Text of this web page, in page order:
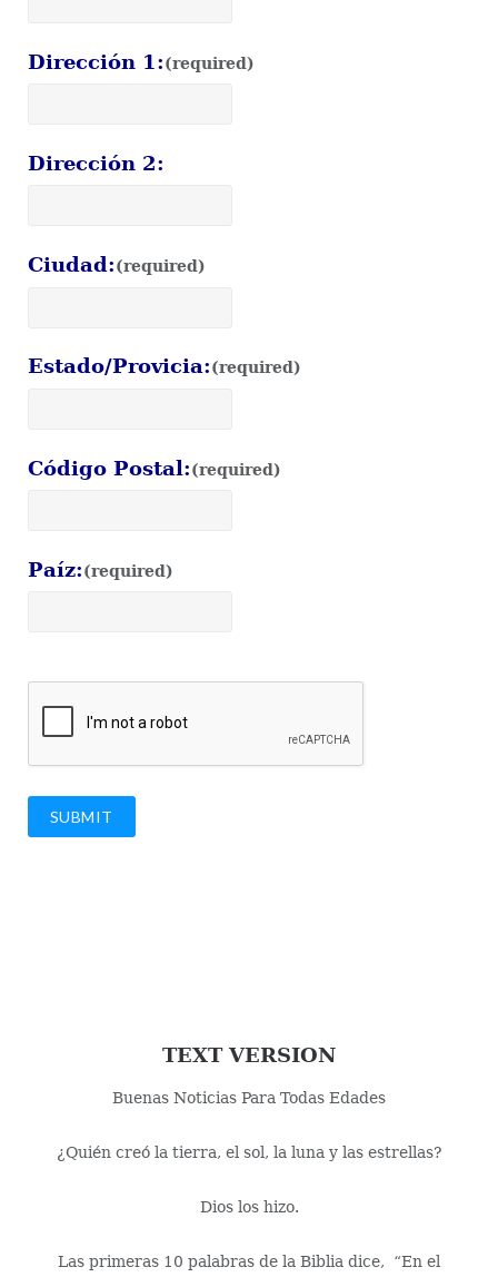
Dirección 1:(required)
Dirección 2:
Ciudad:(required)
Estado/Provicia:(required)
Código Postal:(required)
Paíz:(required)
SUBMIT
TEXT VERSION
Buenas Noticias Para Todas Edades
¿Quién creó la tierra, el sol, la luna y las estrellas?
Dios los hizo.
Las primeras 10 palabras de la Biblia dice, “En el